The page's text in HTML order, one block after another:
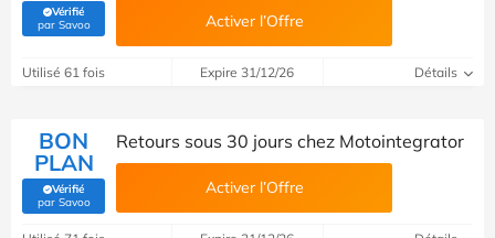
Vérifié
par Savoo(Vérifié par Savoo) Activer l’Offre
Utilisé 61 fois Expire 31/12/26 Détails
BON
PLAN
Vérifié
par Savoo(Vérifié par Savoo)
Retours sous 30 jours chez Motointegrator
Activer l’Offre